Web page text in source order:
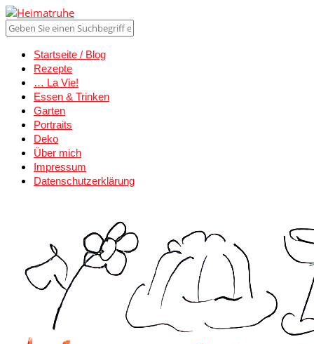
Startseite / Blog
Rezepte
… La Vie!
Essen & Trinken
Garten
Portraits
Deko
Über mich
Impressum
Datenschutzerklärung